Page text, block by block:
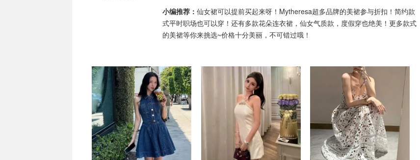
小编推荐： 仙女裙可以提前买起来呀！Mytheresa超多品牌的美裙参与折扣！简约款
式平时职场也可以穿！还有多款花朵连衣裙，仙女气质款，度假穿也绝美！更多款式
的美裙等你来挑选~价格十分美丽，不可错过哦！